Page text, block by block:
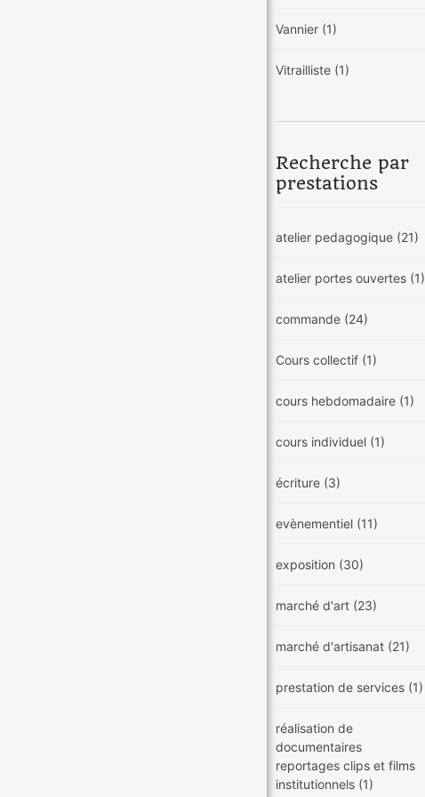
Vannier (1)
Vitrailliste (1)
Recherche par
prestations
atelier pedagogique (21)
atelier portes ouvertes (1)
commande (24)
Cours collectif (1)
cours hebdomadaire (1)
cours individuel (1)
écriture (3)
evènementiel (11)
exposition (30)
marché d'art (23)
marché d'artisanat (21)
prestation de services (1)
réalisation de
documentaires
reportages clips et films
institutionnels (1)